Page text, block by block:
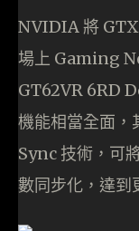
NVIDIA 將
場上 Gaming
GT62VR 6RD
機能相當全面，
Sync 技術，可
數同步化，達到